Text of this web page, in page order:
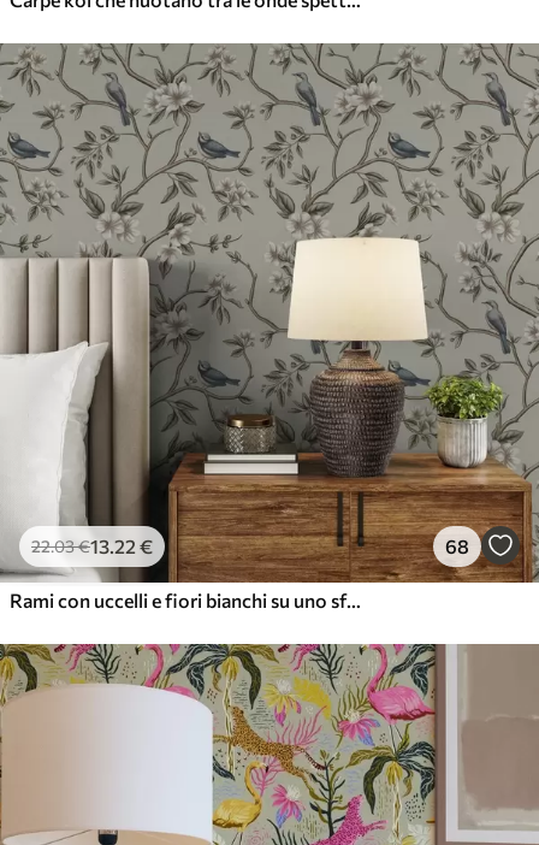
22.03€13.22 € 68
Rami con uccelli e fiori bianchi su uno sfondo delicato